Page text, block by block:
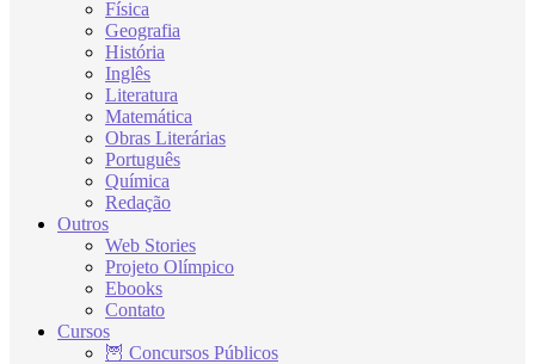
Física
Geografia
História
Inglês
Literatura
Matemática
Obras Literárias
Português
Química
Redação
Outros
Web Stories
Projeto Olímpico
Ebooks
Contato
Cursos
🦉 Concursos Públicos